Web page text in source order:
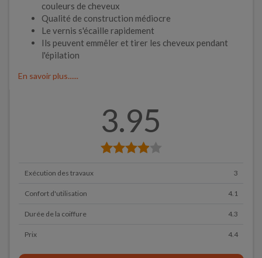
couleurs de cheveux
Qualité de construction médiocre
Le vernis s'écaille rapidement
Ils peuvent emmêler et tirer les cheveux pendant
l'épilation
En savoir plus......
3.95
Exécution des travaux 3
Confort d'utilisation 4.1
Durée de la coiffure 4.3
Prix 4.4